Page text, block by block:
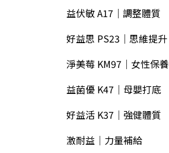
益伏敏 A17｜調整體質
好益思 PS23｜思維提升
淨美莓 KM97｜女性保養
益菌優 K47｜母嬰打底
好益活 K37｜強健體質
激耐益│力量補給